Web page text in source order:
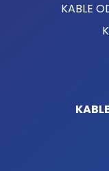
KABLE